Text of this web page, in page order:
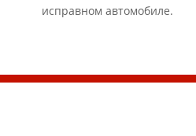
исправном автомобиле.​